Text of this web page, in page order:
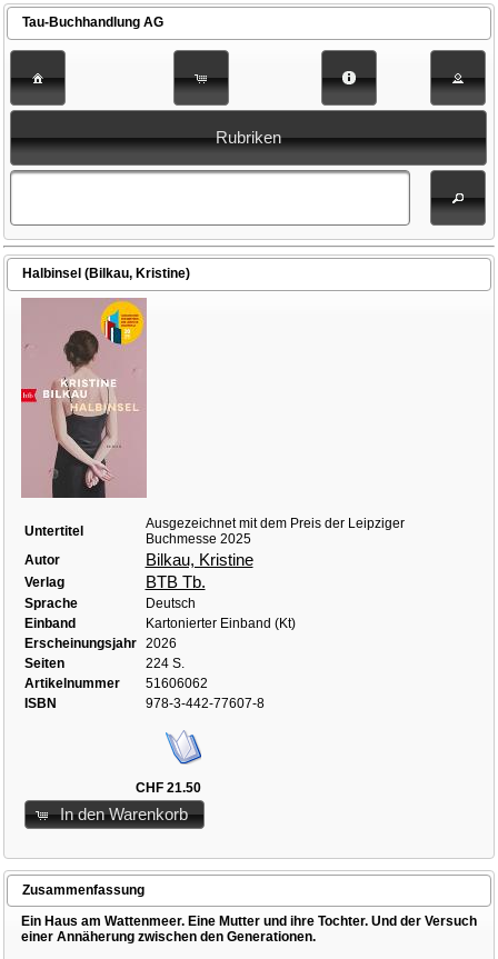
Tau-Buchhandlung AG
Rubriken
Halbinsel (Bilkau, Kristine)
Untertitel
Ausgezeichnet mit dem Preis der Leipziger
Buchmesse 2025
Autor
Bilkau, Kristine
Verlag BTB Tb.
Sprache
Deutsch
Einband
Kartonierter Einband (Kt)
Erscheinungsjahr
2026
Seiten
224 S.
Artikelnummer
51606062
ISBN
978-3-442-77607-8
CHF 21.50
In den Warenkorb
Zusammenfassung
Ein Haus am Wattenmeer. Eine Mutter und ihre Tochter. Und der Versuch
einer Annäherung zwischen den Generationen.